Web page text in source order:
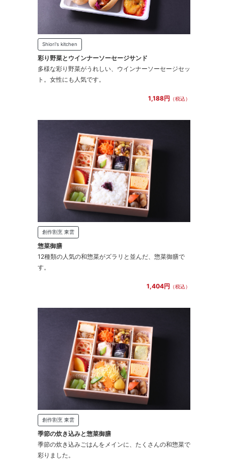
Shiori's kitchen
彩り野菜とウインナーソーセージサンド
多様な彩り野菜がうれしい、ウインナーソーセージセッ
ト。女性にも人気です。
1,188円 （税込）
創作割烹 東雲
惣菜御膳
12種類の人気の和惣菜がズラリと並んだ、惣菜御膳で
す。
1,404円 （税込）
創作割烹 東雲
季節の炊き込みと惣菜御膳
季節の炊き込みごはんをメインに、たくさんの和惣菜で
彩りました。